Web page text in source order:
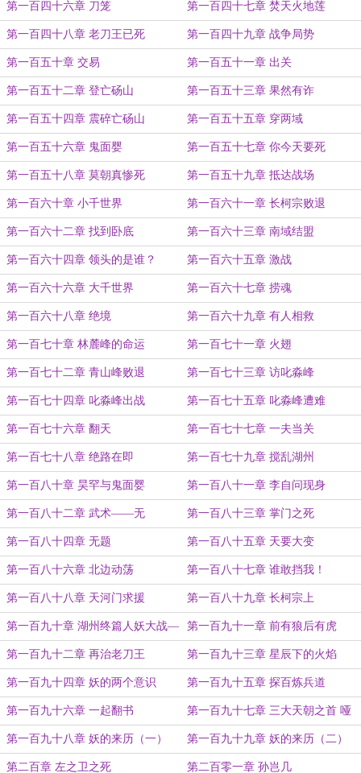
第一百四十六章 刀笼 第一百四十七章 焚天火地莲
第一百四十八章 老刀王已死 第一百四十九章 战争局势
第一百五十章 交易 第一百五十一章 出关
第一百五十二章 登亡砀山 第一百五十三章 果然有诈
第一百五十四章 震碎亡砀山 第一百五十五章 穿两域
第一百五十六章 鬼面婴 第一百五十七章 你今天要死
第一百五十八章 莫朝真惨死 第一百五十九章 抵达战场
第一百六十章 小千世界 第一百六十一章 长柯宗败退
第一百六十二章 找到卧底 第一百六十三章 南域结盟
第一百六十四章 领头的是谁？ 第一百六十五章 激战
第一百六十六章 大千世界 第一百六十七章 捞魂
第一百六十八章 绝境 第一百六十九章 有人相救
第一百七十章 林麓峰的命运 第一百七十一章 火翅
第一百七十二章 青山峰败退 第一百七十三章 访叱淼峰
第一百七十四章 叱淼峰出战 第一百七十五章 叱淼峰遭难
第一百七十六章 翻天 第一百七十七章 一夫当关
第一百七十八章 绝路在即 第一百七十九章 搅乱湖州
第一百八十章 昊罕与鬼面婴 第一百八十一章 李自问现身
第一百八十二章 武术——无 第一百八十三章 掌门之死
第一百八十四章 无题 第一百八十五章 天要大变
第一百八十六章 北边动荡 第一百八十七章 谁敢挡我！
第一百八十八章 天河门求援 第一百八十九章 长柯宗上
第一百九十章 湖州终篇人妖大战—
开幕
第一百九十一章 前有狼后有虎
第一百九十二章 再治老刀王 第一百九十三章 星辰下的火焰
第一百九十四章 妖的两个意识 第一百九十五章 探百炼兵道
第一百九十六章 一起翻书 第一百九十七章 三大天朝之首 哑
巴之死
第一百九十八章 妖的来历（一） 第一百九十九章 妖的来历（二）
第二百章 左之卫之死 第二百零一章 孙岂几